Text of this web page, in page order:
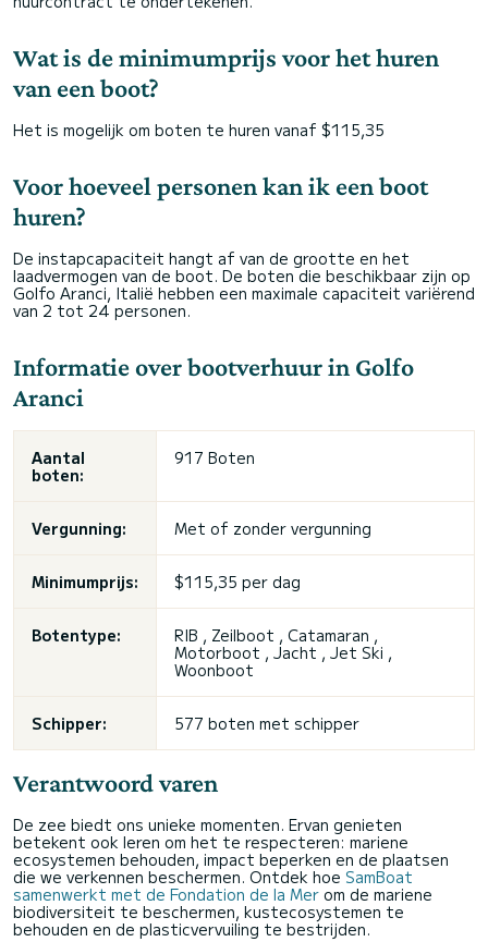
Wat is de minimumprijs voor het huren
van een boot?
Het is mogelijk om boten te huren vanaf $115,35
Voor hoeveel personen kan ik een boot
huren?
De instapcapaciteit hangt af van de grootte en het
laadvermogen van de boot. De boten die beschikbaar zijn op
Golfo Aranci, Italië hebben een maximale capaciteit variërend
van 2 tot 24 personen.
Informatie over bootverhuur in Golfo
Aranci
Aantal
boten:
917 Boten
Vergunning: Met of zonder vergunning
Minimumprijs: $115,35 per dag
Botentype:
RIB , Zeilboot , Catamaran ,
Motorboot , Jacht , Jet Ski ,
Woonboot
Schipper: 577 boten met schipper
Verantwoord varen
De zee biedt ons unieke momenten. Ervan genieten
betekent ook leren om het te respecteren: mariene
ecosystemen behouden, impact beperken en de plaatsen
die we verkennen beschermen. Ontdek hoe SamBoat
samenwerkt met de Fondation de la Mer om de mariene
biodiversiteit te beschermen, kustecosystemen te
behouden en de plasticvervuiling te bestrijden.